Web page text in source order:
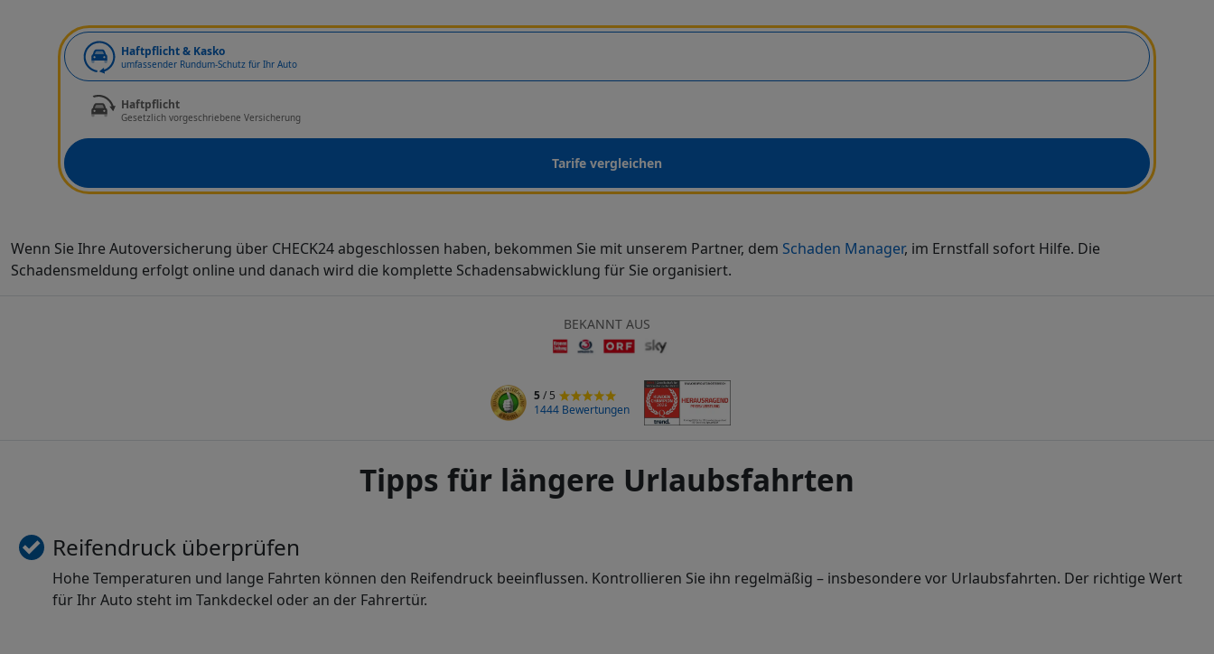
Haftpflicht & Kasko
umfassender Rundum-Schutz für Ihr Auto
Haftpflicht
Gesetzlich vorgeschriebene Versicherung
Tarife vergleichen
Wenn Sie Ihre Autoversicherung über CHECK24 abgeschlossen haben, bekommen Sie mit unserem Partner, dem Schaden Manager, im Ernstfall sofort Hilfe. Die
Schadensmeldung erfolgt online und danach wird die komplette Schadensabwicklung für Sie organisiert.
BEKANNT AUS
5/ 5
1444 Bewertungen
Tipps für längere Urlaubsfahrten
Reifendruck überprüfen
Hohe Temperaturen und lange Fahrten können den Reifendruck beeinflussen. Kontrollieren Sie ihn regelmäßig – insbesondere vor Urlaubsfahrten. Der richtige Wert
für Ihr Auto steht im Tankdeckel oder an der Fahrertür.